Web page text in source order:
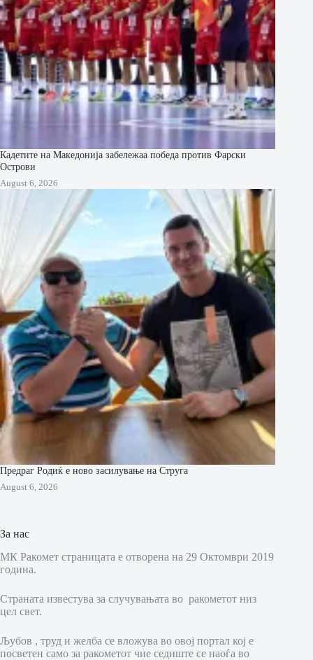
Кадетите на Македонија забележаа победа против Фарски
Острови
August 6, 2026
Предраг Родиќ е ново засилување на Струга
August 6, 2026
За нас
МК Ракомет страницата е отворена на 29 Октомври 2019
година.
Страната известува за случувањата во ракометот низ
цел свет.
Љубов , труд и желба се вложува во овој портал кој е
посветен само за ракометот чие седиште се наоѓа во